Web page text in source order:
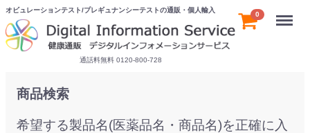
オビュレーションテスト/プレギュナンシーテストの通販・個人輸入
通話料無料 0120-800-728
0 Menu
商品検索
希望する製品名(医薬品名・商品名)を正確に入